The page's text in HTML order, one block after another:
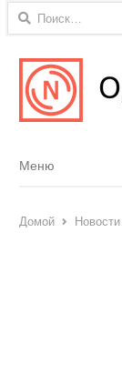
Найти:
Menu
Меню
Домой Новости